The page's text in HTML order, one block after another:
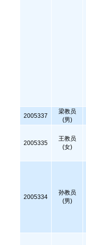
2005337
梁教员
(男)
2005335
王教员
(女)
2005334
孙教员
(男)